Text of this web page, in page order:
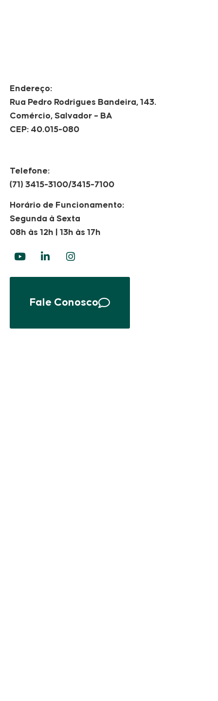
Endereço:
Rua Pedro Rodrigues Bandeira, 143.
Comércio, Salvador – BA
CEP: 40.015-080
Telefone:
(71) 3415-3100/3415-7100
Horário de Funcionamento:
Segunda à Sexta
08h às 12h | 13h às 17h
Fale Conosco